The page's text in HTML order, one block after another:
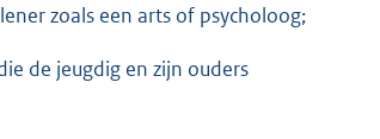
zoals een arts of psycholoog;
de jeugdig en zijn ouders